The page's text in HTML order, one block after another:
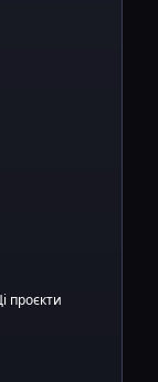
проєкти